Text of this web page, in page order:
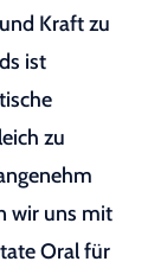
Kraft zu
ist
zu
wir uns mit
Oral für